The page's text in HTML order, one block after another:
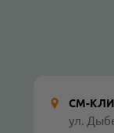
СМ-
ул.